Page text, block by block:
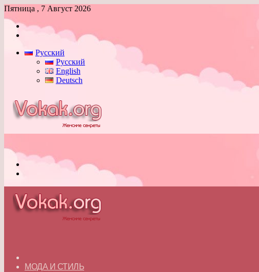
Пятница , 7 Август 2026
Войти
Русский
Русский
English
Deutsch
МОДА И СТИЛЬ